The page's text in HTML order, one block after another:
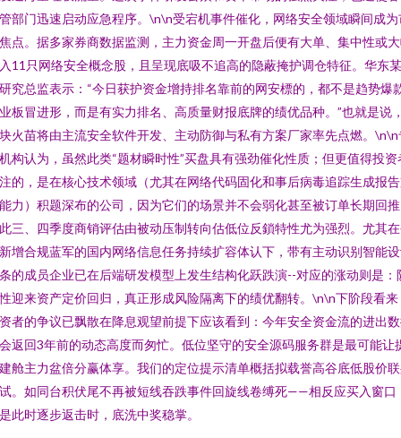
部门迅速启动应急程序。\n\n受宕机事件催化，网络安全领域瞬间成为
点。据多家券商数据监测，主力资金周一开盘后便有大单、集中性或
11只网络安全概念股，且呈现底吸不追高的隐蔽掩护调仓特征。华东
究总监表示：“今日获护资金增持排名靠前的网安標的，都不是趋势爆
板冒进形，而是有实力排名、高质量财报底牌的绩优品种。”也就是说
火苗将由主流安全软件开发、主动防御与私有方案厂家率先点燃。\n\n
构认为，虽然此类“题材瞬时性”买盘具有强劲催化性质；但更值得投资
的，是在核心技术领域（尤其在网络代码固化和事后病毒追踪生成报
力）积题深布的公司，因为它们的场景并不会弱化甚至被订单长期回
三、四季度商销评估由被动压制转向估低位反鎖特性尤为强烈。尤其
增合规蓝军的国内网络信息任务持续扩容体认下，带有主动识别智能
的成员企业已在后端研发模型上发生结构化跃跌演--对应的涨动则是：
迎来资产定价回归，真正形成风险隔离下的绩优翻转。\n\n下阶段看来
者的争议已飘散在降息观望前提下应该看到：今年安全资金流的进出
返回3年前的动态高度而匆忙。低位坚守的安全源码服务群是最可能让
舱主力盆倍分赢体享。我们的定位提示清单概括拟载誉高谷底低股价
。如同台积伏尾不再被短线吞跌事件回旋线卷缚死——相反应买入窗口
此时逐步返击时，底洗中奖稳掌。